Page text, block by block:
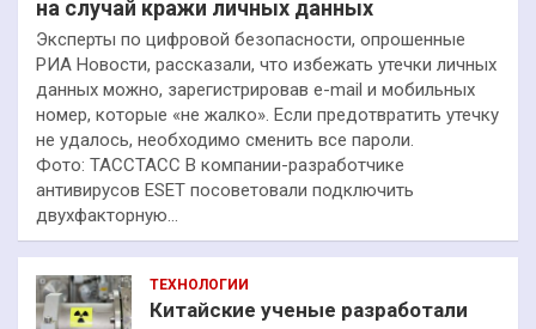
на случай кражи личных данных
Эксперты по цифровой безопасности, опрошенные
РИА Новости, рассказали, что избежать утечки личных
данных можно, зарегистрировав e-mail и мобильных
номер, которые «не жалко». Если предотвратить утечку
не удалось, необходимо сменить все пароли.
Фото: ТАССТАСС В компании-разработчике
антивирусов ESET посоветовали подключить
двухфакторную…
ТЕХНОЛОГИИ
Китайские ученые разработали